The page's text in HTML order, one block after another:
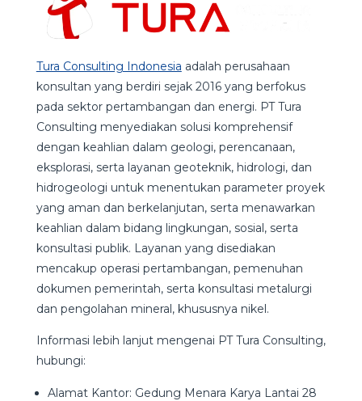
Tura Consulting Indonesia adalah perusahaan
konsultan yang berdiri sejak 2016 yang berfokus
pada sektor pertambangan dan energi. PT Tura
Consulting menyediakan solusi komprehensif
dengan keahlian dalam geologi, perencanaan,
eksplorasi, serta layanan geoteknik, hidrologi, dan
hidrogeologi untuk menentukan parameter proyek
yang aman dan berkelanjutan, serta menawarkan
keahlian dalam bidang lingkungan, sosial, serta
konsultasi publik. Layanan yang disediakan
mencakup operasi pertambangan, pemenuhan
dokumen pemerintah, serta konsultasi metalurgi
dan pengolahan mineral, khususnya nikel.
Informasi lebih lanjut mengenai PT Tura Consulting,
hubungi:
Alamat Kantor: Gedung Menara Karya Lantai 28